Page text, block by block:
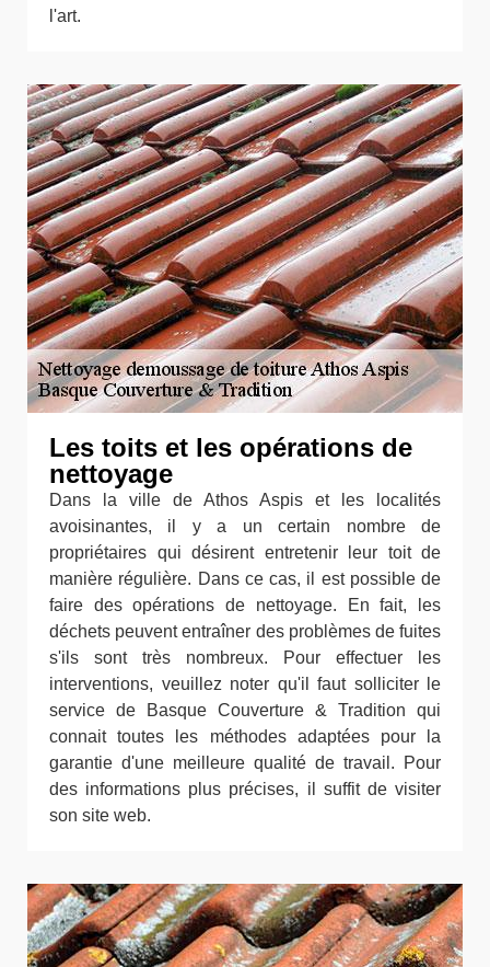
l'art.
Les toits et les opérations de
nettoyage
Dans la ville de Athos Aspis et les localités
avoisinantes, il y a un certain nombre de
propriétaires qui désirent entretenir leur toit de
manière régulière. Dans ce cas, il est possible de
faire des opérations de nettoyage. En fait, les
déchets peuvent entraîner des problèmes de fuites
s'ils sont très nombreux. Pour effectuer les
interventions, veuillez noter qu'il faut solliciter le
service de Basque Couverture & Tradition qui
connait toutes les méthodes adaptées pour la
garantie d'une meilleure qualité de travail. Pour
des informations plus précises, il suffit de visiter
son site web.